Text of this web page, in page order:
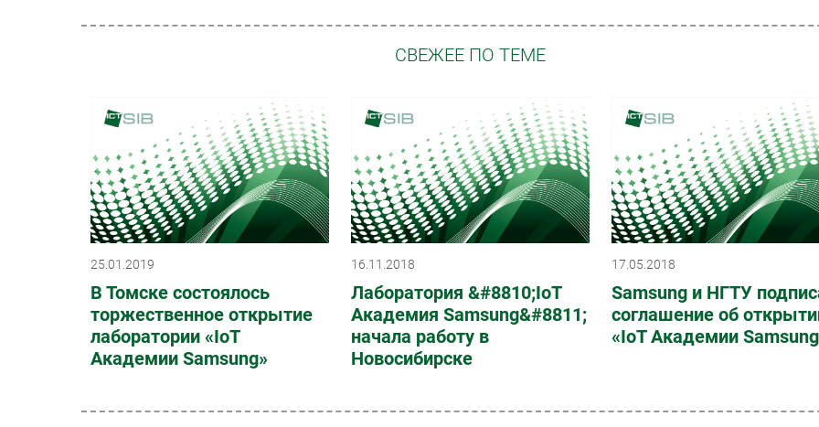
СВЕЖЕЕ ПО ТЕМЕ
25.01.2019
В Томске состоялось
торжественное открытие
лаборатории «IoT
Академии Samsung»
16.11.2018
Лаборатория &#8810;IoT
Академия Samsung&#8811;
начала работу в
Новосибирске
17.05.2018
Samsung и НГТУ
соглашение об
«IoT Академии